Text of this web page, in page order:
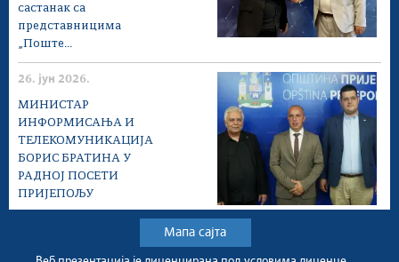
састанак са
представницима
„Поште...
26. јун 2026.
МИНИСТАР
ИНФОРМИСАЊА И
ТЕЛЕКОМУНИКАЦИЈА
БОРИС БРАТИНА У
РАДНОЈ ПОСЕТИ
ПРИЈЕПОЉУ
Мапа сајта